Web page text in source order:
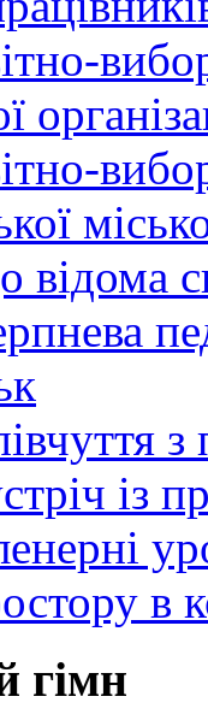
відома
з
із
гімн